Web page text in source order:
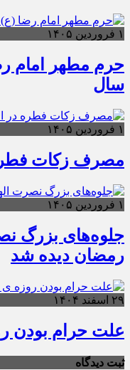
۱ فروردین ۱۴۰۵
حرم مطهر امام
سال
۱ فروردین ۱۴۰۵
مصرف زکات
۱ فروردین ۱۴۰۵
جلوه‌های بزرگ
رمضان دیده شد
۲۹ اسفند ۱۴۰۴
علت حرام بودن
ثبت دیدگاه